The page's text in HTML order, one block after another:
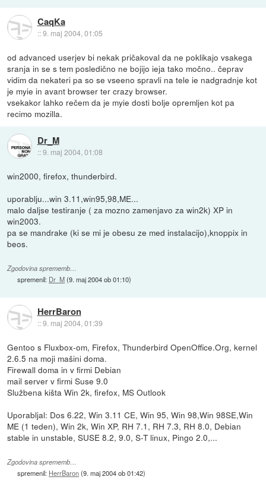
CaqKa
::9. maj 2004, 01:05
od advanced userjev bi nekak pričakoval da ne poklikajo vsakega
sranja in se s tem posledično ne bojijo ieja tako močno.. čeprav
vidim da nekateri pa so se vseeno spravli na tele ie nadgradnje kot
je myie in avant browser ter crazy browser.
vsekakor lahko rečem da je myie dosti bolje opremljen kot pa
recimo mozilla.
Dr_M
::9. maj 2004, 01:08
win2000, firefox, thunderbird.
uporablju...win 3.11,win95,98,ME...
malo daljse testiranje ( za mozno zamenjavo za win2k) XP in
win2003.
pa se mandrake (ki se mi je obesu ze med instalacijo),knoppix in
beos.
Zgodovina sprememb…
spremenil: Dr_M(9. maj 2004 ob 01:10)
HerrBaron
::9. maj 2004, 01:39
Gentoo s Fluxbox-om, Firefox, Thunderbird OpenOffice.Org, kernel
2.6.5 na moji mašini doma.
Firewall doma in v firmi Debian
mail server v firmi Suse 9.0
Službena kišta Win 2k, firefox, MS Outlook
Uporabljal: Dos 6.22, Win 3.11 CE, Win 95, Win 98,Win 98SE,Win
ME (1 teden), Win 2k, Win XP, RH 7.1, RH 7.3, RH 8.0, Debian
stable in unstable, SUSE 8.2, 9.0, S-T linux, Pingo 2.0,...
Zgodovina sprememb…
spremenil: HerrBaron(9. maj 2004 ob 01:42)